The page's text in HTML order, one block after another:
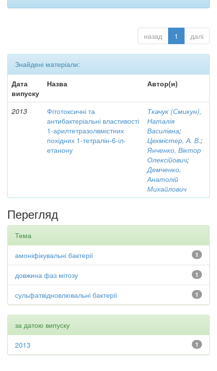
назад 1 далі
Знайдені матеріали:
Дата
випуску
Назва Автор(и)
2013
Фітотоксичні та
антибактеріальні властивості
1-арилтетразолвмістних
похідних 1-тетралін-6-іл-
етанону
Ткачук (Смикун),
Наталія
Василівна;
Цехмістер, А. В.;
Янченко, Віктор
Олексійович;
Демченко,
Анатолій
Михайлович
Перегляд
Тема
1
амоніфікувальні бактерії
1
довжина фаз мітозу
1
сульфатвідновлювальні бактерії
за датою випуску
1
2013